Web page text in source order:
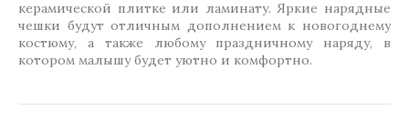
керамической плитке или ламинату. Яркие нарядные
чешки будут отличным дополнением к новогоднему
костюму, а также любому праздничному наряду, в
котором малышу будет уютно и комфортно.